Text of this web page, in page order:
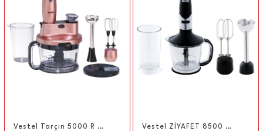
Vestel Tarçın 5000 R Multi Blender Seti Vestel ZİYAFET 8500 X El Blender Seti